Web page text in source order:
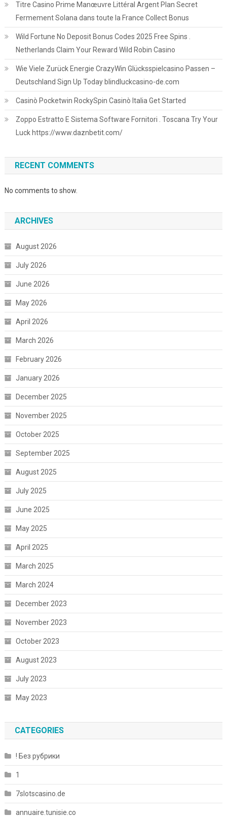
Titre Casino Prime Manœuvre Littéral Argent Plan Secret
Fermement Solana dans toute la France Collect Bonus
Wild Fortune No Deposit Bonus Codes 2025 Free Spins .
Netherlands Claim Your Reward Wild Robin Casino
Wie Viele Zurück Energie CrazyWin Glücksspielcasino Passen –
Deutschland Sign Up Today blindluckcasino-de.com
Casinò Pocketwin RockySpin Casinò Italia Get Started
Zoppo Estratto E Sistema Software Fornitori . Toscana Try Your
Luck https://www.daznbetit.com/
RECENT COMMENTS
No comments to show.
ARCHIVES
August 2026
July 2026
June 2026
May 2026
April 2026
March 2026
February 2026
January 2026
December 2025
November 2025
October 2025
September 2025
August 2025
July 2025
June 2025
May 2025
April 2025
March 2025
March 2024
December 2023
November 2023
October 2023
August 2023
July 2023
May 2023
CATEGORIES
! Без рубрики
1
7slotscasino.de
annuaire.tunisie.co